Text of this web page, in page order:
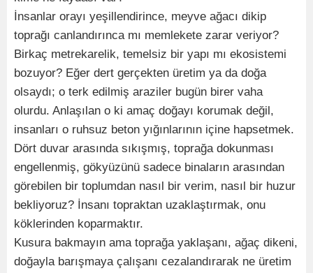
İnsanlar orayı yeşillendirince, meyve ağacı dikip
toprağı canlandırınca mı memlekete zarar veriyor?
Birkaç metrekarelik, temelsiz bir yapı mı ekosistemi
bozuyor? Eğer dert gerçekten üretim ya da doğa
olsaydı; o terk edilmiş araziler bugün birer vaha
olurdu. Anlaşılan o ki amaç doğayı korumak değil,
insanları o ruhsuz beton yığınlarının içine hapsetmek.
Dört duvar arasında sıkışmış, toprağa dokunması
engellenmiş, gökyüzünü sadece binaların arasından
görebilen bir toplumdan nasıl bir verim, nasıl bir huzur
bekliyoruz? İnsanı topraktan uzaklaştırmak, onu
köklerinden koparmaktır.
Kusura bakmayın ama toprağa yaklaşanı, ağaç dikeni,
doğayla barışmaya çalışanı cezalandırarak ne üretim